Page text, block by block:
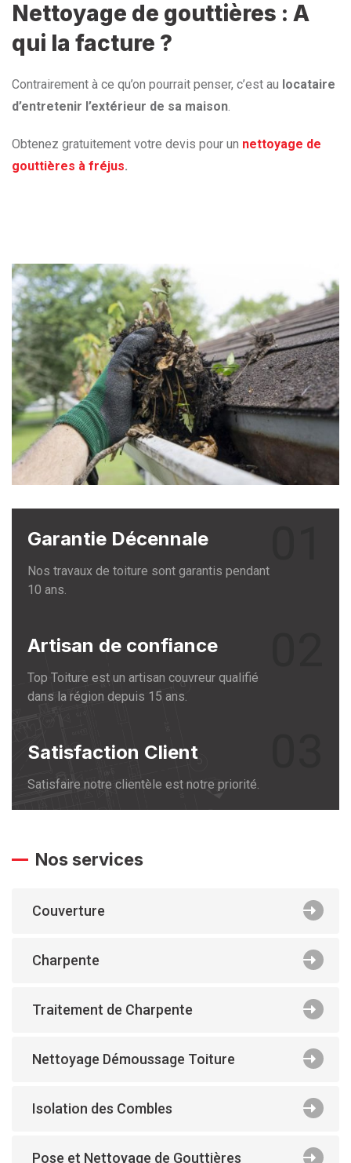
Nettoyage de gouttières : A
qui la facture ?
Contrairement à ce qu’on pourrait penser, c’est au locataire
d’entretenir l’extérieur de sa maison.
Obtenez gratuitement votre devis pour un nettoyage de
gouttières à fréjus.
Garantie Décennale
Nos travaux de toiture sont garantis pendant
10 ans.
Artisan de confiance
Top Toiture est un artisan couvreur qualifié
dans la région depuis 15 ans.
Satisfaction Client
Satisfaire notre clientèle est notre priorité.
Nos services
Couverture
Charpente
Traitement de Charpente
Nettoyage Démoussage Toiture
Isolation des Combles
Pose et Nettoyage de Gouttières